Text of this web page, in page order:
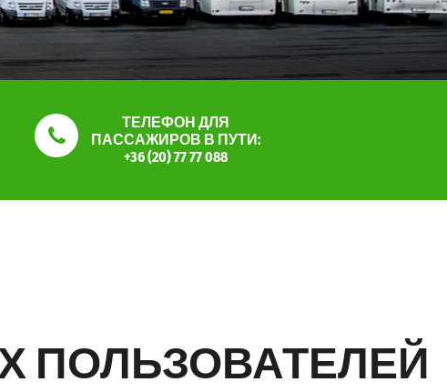
ТЕЛЕФОН ДЛЯ
ПАССАЖИРОВ В ПУТИ:
+36 (20) 77 77 088
ПОЛЬЗОВАТЕЛЕЙ